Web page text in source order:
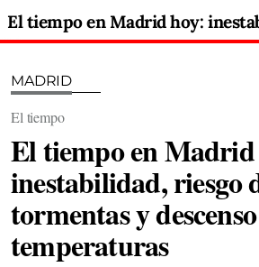
MADRID
El tiempo
El tiempo en
inestabilidad, riesgo
tormentas y
temperaturas